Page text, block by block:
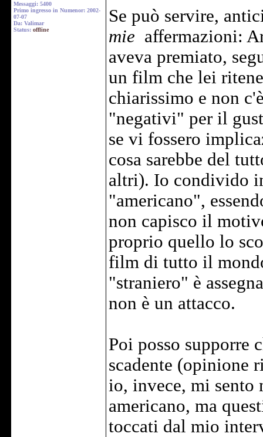
Messaggi: 5400
Primo ingresso in Numenor: 2002-
07-07
Da: Valimar
Status: offline
Se può servire,
mie affermazioni:
aveva premiato,
un film che lei
chiarissimo e non
"negativi" per il
se vi fossero
cosa sarebbe del
altri). Io condivido
"americano",
non capisco il
proprio quello lo
film di tutto il
"straniero" è
non è un attacco.
Poi posso supporre
scadente (opinione
io, invece, mi sento
americano, ma
toccati dal mio